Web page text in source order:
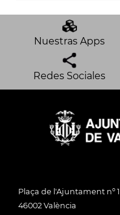
Nuestras Apps
Redes Sociales
Plaça de l'Ajuntament nº 1
46002 València